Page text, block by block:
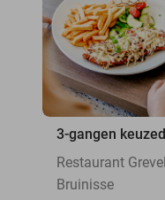
3-gangen
Restaurant
Bruinisse